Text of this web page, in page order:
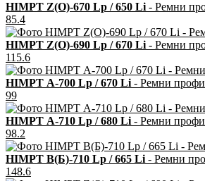
HIMPT Z(О)-670 Lp / 650 Li - Ремни
85.4
HIMPT Z(О)-690 Lp / 670 Li - Ремни
115.6
HIMPT А-700 Lp / 670 Li - Ремни
99
HIMPT А-710 Lp / 680 Li - Ремни
98.2
HIMPT В(Б)-710 Lp / 665 Li - Ремни
148.6